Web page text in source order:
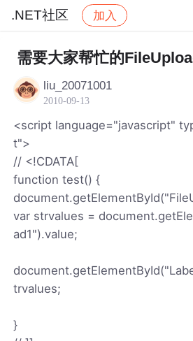
.NET社区 加入
社区 .NET社区 帖子详情
需要大家帮忙的
liu_20071001
2010-09-13
<script language="javascript"
t">
// <!CDATA[
function test() {
var strvalues =
ad1").value;
trvalues;
}